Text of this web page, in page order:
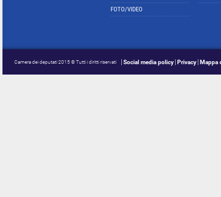
FOTO/VIDEO
Camera dei deputati 2015 © Tutti i diritti riservati Social media policy Privacy Mappa